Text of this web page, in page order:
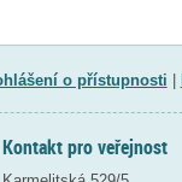
o přístupnosti
Kontakt pro veřejnost